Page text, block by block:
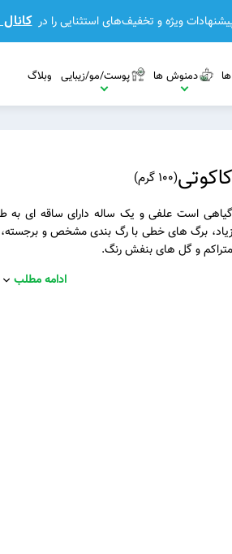
ویژه و تخفیف‌های استثنایی را در
مشاهده بیشتر
دمنوش ها پوست/مو/زیبایی وبلاگ
کاکوتی(100 گرم )
زیاد، برگ های خطی با رگ بندی مشخص و
متراکم و گل های بنفش رنگ.
ادامه مطلب